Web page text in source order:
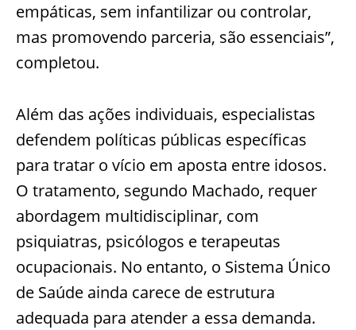
empáticas, sem infantilizar ou controlar,
mas promovendo parceria, são essenciais”,
completou.
Além das ações individuais, especialistas
defendem políticas públicas específicas
para tratar o vício em aposta entre idosos.
O tratamento, segundo Machado, requer
abordagem multidisciplinar, com
psiquiatras, psicólogos e terapeutas
ocupacionais. No entanto, o Sistema Único
de Saúde ainda carece de estrutura
adequada para atender a essa demanda.